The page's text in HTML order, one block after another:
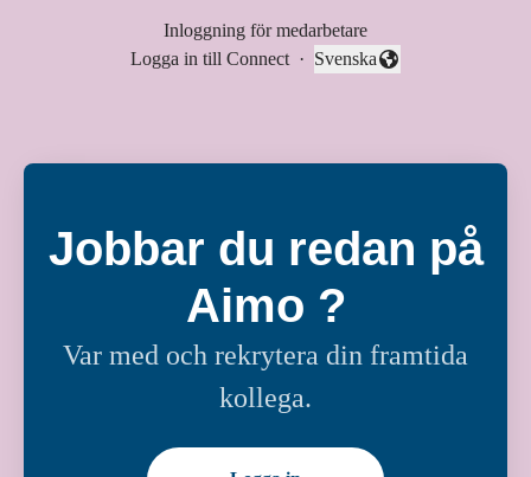
Inloggning för medarbetare
Logga in till Connect ·
Byt språk
Svenska
Jobbar du redan på
Aimo ?
Var med och rekrytera din framtida
kollega.